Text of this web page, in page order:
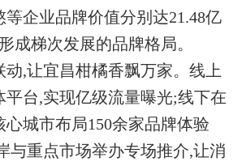
企业品牌价值分别达21.48亿
成梯次发展的品牌格局。
,让宜昌柑橘香飘万家。线上
平台,实现亿级流量曝光;线下在
城市布局150余家品牌体验
与重点市场举办专场推介,让消